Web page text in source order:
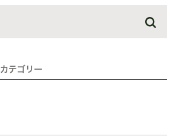
カテゴリー